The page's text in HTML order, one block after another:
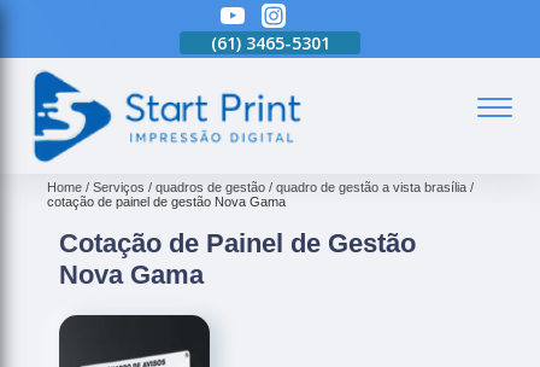
(61) 3465-5301
Home Serviços quadros de gestão
quadro de gestão a vista brasília
cotação de painel de gestão Nova Gama
Cotação de Painel de Gestão
Nova Gama